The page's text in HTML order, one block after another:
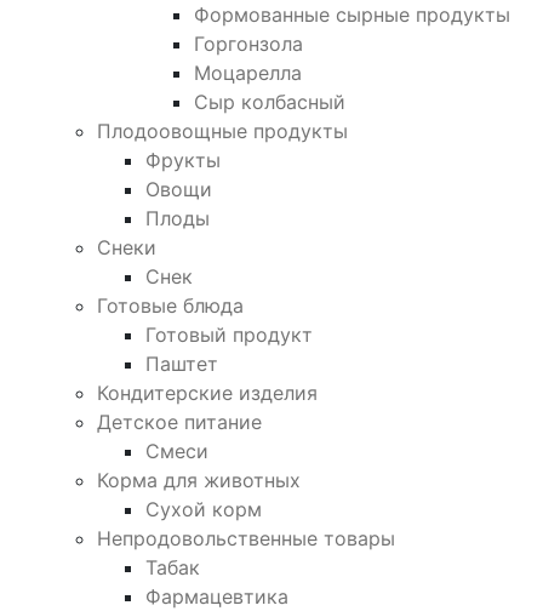
Формованные сырные продукты
Горгонзола
Моцарелла
Сыр колбасный
Плодоовощные продукты
Фрукты
Овощи
Плоды
Снеки
Снек
Готовые блюда
Готовый продукт
Паштет
Кондитерские изделия
Детское питание
Смеси
Корма для животных
Сухой корм
Непродовольственные товары
Табак
Фармацевтика